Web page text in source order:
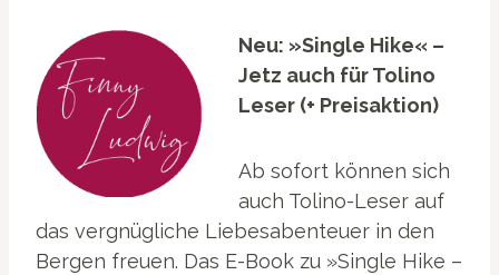
Neu: »Single Hike« –
Jetz auch für Tolino
Leser (+ Preisaktion)
Ab sofort können sich
auch Tolino-Leser auf
das vergnügliche Liebesabenteuer in den
Bergen freuen. Das E-Book zu »Single Hike –